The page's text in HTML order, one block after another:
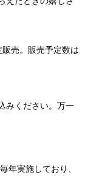
売。販売予定数は
みください。万一
年実施しており、